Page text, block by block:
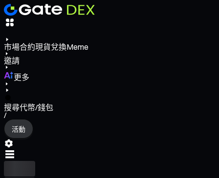
市場合約現貨兌換Meme
邀請
更多
搜尋代幣/錢包
/
活動